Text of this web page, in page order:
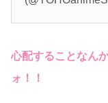
心配することなん
ォ！！